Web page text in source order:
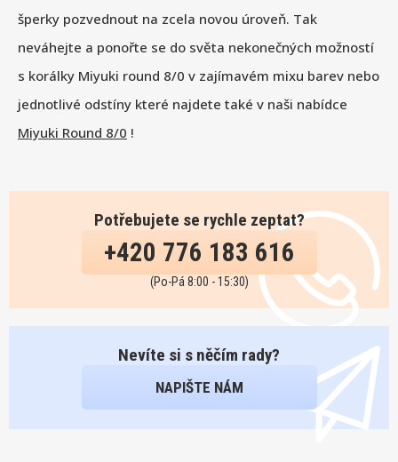
šperky pozvednout na zcela novou úroveň. Tak
neváhejte a ponořte se do světa nekonečných možností
s korálky Miyuki round 8/0 v zajímavém mixu barev nebo
jednotlivé odstíny které najdete také v naši nabídce
Miyuki Round 8/0 !
Potřebujete se rychle zeptat?
+420 776 183 616
(Po-Pá 8:00 - 15:30)
Nevíte si s něčím rady?
NAPIŠTE NÁM